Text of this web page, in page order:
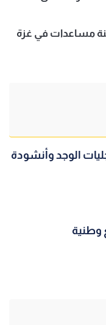
مساعدات في غزة
الوجد وأنشودة
وطنية